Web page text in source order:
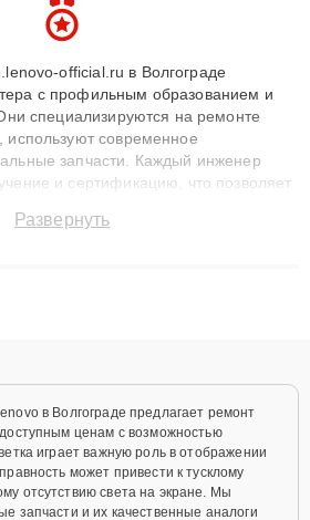
official.ru в Волгограде
с профильным образованием и
специализируются на ремонте
используют современное
запчасти. Каждый инженер
и сертификацию, что позволяет
до 3 лет. Наши мастера
Развернуть
в Волгограде предлагает ремонт
ценам с возможностью
играет важную роль в отображении
может привести к тусклому
отсутствию света на экране. Мы
запчасти и их качественные аналоги